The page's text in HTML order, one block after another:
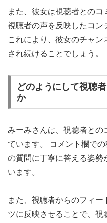
また、彼女は視聴者とのコ
視聴者の声を反映したコン
これにより、彼女のチャ
され続けることでしょう。
どのようにして視聴
か
みーみさんは、視聴者との
ています。 コメント欄で
の質問に丁寧に答える姿勢
います。
また、視聴者からのフィ
ツに反映させることで、視